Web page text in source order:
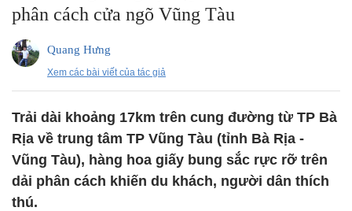
phân cách cửa ngõ Vũng Tàu
Quang Hưng
Xem các bài viết của tác giả
Trải dài khoảng 17km trên cung đường từ TP Bà
Rịa về trung tâm TP Vũng Tàu (tỉnh Bà Rịa -
Vũng Tàu), hàng hoa giấy bung sắc rực rỡ trên
dải phân cách khiến du khách, người dân thích
thú.